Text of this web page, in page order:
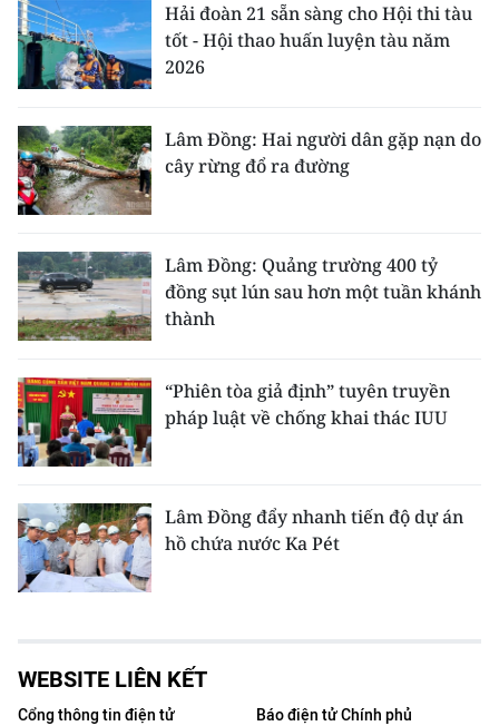
Hải đoàn 21 sẵn sàng cho Hội thi tàu
tốt - Hội thao huấn luyện tàu năm
2026
Lâm Đồng: Hai người dân gặp nạn do
cây rừng đổ ra đường
Lâm Đồng: Quảng trường 400 tỷ
đồng sụt lún sau hơn một tuần khánh
thành
“Phiên tòa giả định” tuyên truyền
pháp luật về chống khai thác IUU
Lâm Đồng đẩy nhanh tiến độ dự án
hồ chứa nước Ka Pét
WEBSITE LIÊN KẾT
Cổng thông tin điện tử
Báo điện tử Chính phủ